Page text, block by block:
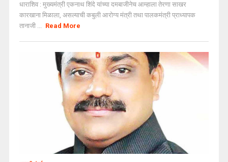
धाराशिव : मुख्यमंत्री एकनाथ शिंदे यांच्या दमबाजीनेच आम्हाला तेरणा साखर
कारखाना मिळाला, असल्याची कबुली आरोग्य मंत्री तथा पालकमंत्री प्राध्यापक
तानाजी ... Read More